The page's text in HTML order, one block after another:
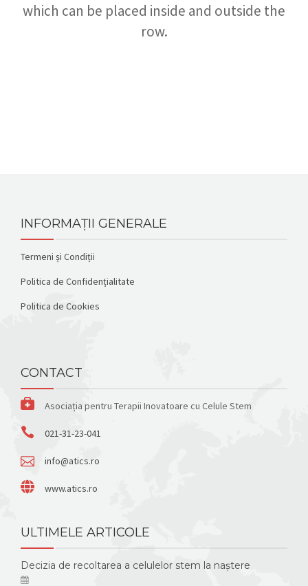
which can be placed inside and outside the
row.
INFORMAȚII GENERALE
Termeni și Condiții
Politica de Confidențialitate
Politica de Cookies
CONTACT
Asociația pentru Terapii Inovatoare cu Celule Stem
021-31-23-041
info@atics.ro
www.atics.ro
ULTIMELE ARTICOLE
Decizia de recoltarea a celulelor stem la naștere